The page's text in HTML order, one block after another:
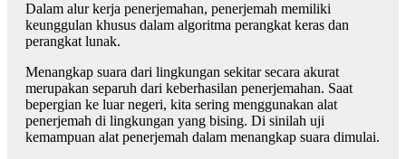
Dalam alur kerja penerjemahan, penerjemah memiliki
keunggulan khusus dalam algoritma perangkat keras dan
perangkat lunak.
Menangkap suara dari lingkungan sekitar secara akurat
merupakan separuh dari keberhasilan penerjemahan. Saat
bepergian ke luar negeri, kita sering menggunakan alat
penerjemah di lingkungan yang bising. Di sinilah uji
kemampuan alat penerjemah dalam menangkap suara dimulai.